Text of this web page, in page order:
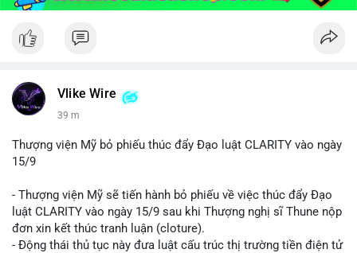
Vlike Wire
39 m
Thượng viện Mỹ bỏ phiếu thúc đẩy Đạo luật CLARITY vào ngày
15/9
- Thượng viện Mỹ sẽ tiến hành bỏ phiếu về việc thúc đẩy Đạo
luật CLARITY vào ngày 15/9 sau khi Thượng nghị sĩ Thune nộp
đơn xin kết thúc tranh luận (cloture).
- Động thái thủ tục này đưa luật cấu trúc thị trường tiền điện tử